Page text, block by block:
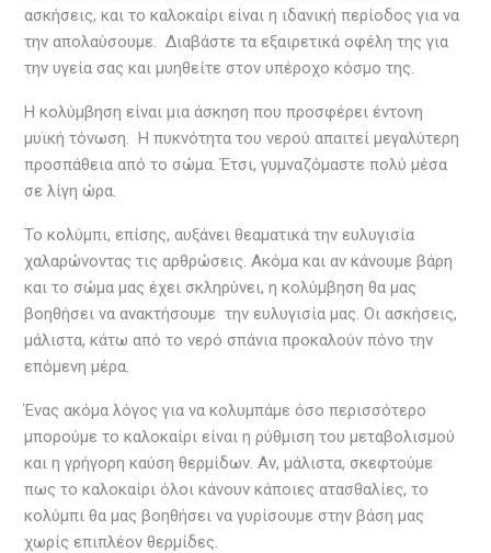
ασκήσεις, και το καλοκαίρι είναι η ιδανική περίοδος για να
την απολαύσουμε. Διαβάστε τα εξαιρετικά οφέλη της για
την υγεία σας και μυηθείτε στον υπέροχο κόσμο της.
Η κολύμβηση είναι μια άσκηση που προσφέρει έντονη
μυϊκή τόνωση. Η πυκνότητα του νερού απαιτεί μεγαλύτερη
προσπάθεια από το σώμα. Έτσι, γυμναζόμαστε πολύ μέσα
σε λίγη ώρα.
Το κολύμπι, επίσης, αυξάνει θεαματικά την ευλυγισία
χαλαρώνοντας τις αρθρώσεις. Ακόμα και αν κάνουμε βάρη
και το σώμα μας έχει σκληρύνει, η κολύμβηση θα μας
βοηθήσει να ανακτήσουμε την ευλυγισία μας. Οι ασκήσεις,
μάλιστα, κάτω από το νερό σπάνια προκαλούν πόνο την
επόμενη μέρα.
Ένας ακόμα λόγος για να κολυμπάμε όσο περισσότερο
μπορούμε το καλοκαίρι είναι η ρύθμιση του μεταβολισμού
και η γρήγορη καύση θερμίδων. Αν, μάλιστα, σκεφτούμε
πως το καλοκαίρι όλοι κάνουν κάποιες ατασθαλίες, το
κολύμπι θα μας βοηθήσει να γυρίσουμε στην βάση μας
χωρίς επιπλέον θερμίδες.